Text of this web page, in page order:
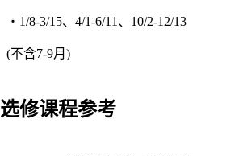
・1/8-3/15、4/1-6/11、10/2-12/13
(不含7-9月)
选修课程参考